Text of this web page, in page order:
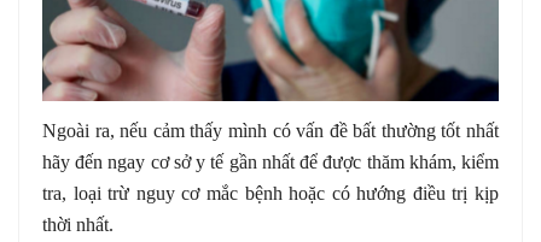
Ngoài ra, nếu cảm thấy mình có vấn đề bất thường tốt nhất
hãy đến ngay cơ sở y tế gần nhất để được thăm khám, kiểm
tra, loại trừ nguy cơ mắc bệnh hoặc có hướng điều trị kịp
thời nhất.